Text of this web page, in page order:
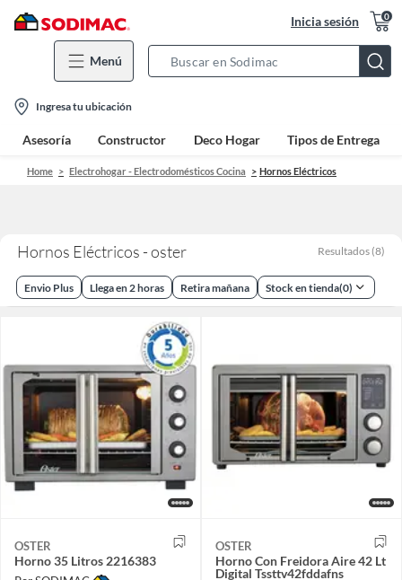
Inicia sesión 0
Menú
Bar
location-
icon
Ingresa tu ubicación
Asesoría Constructor Deco Hogar Tipos de Entrega
Home Electrohogar - Electrodomésticos Cocina Hornos Eléctricos
Hornos Eléctricos - oster Resultados (8)
Envio Plus Llega en 2 horas Retira mañana Stock en tienda(0)
OSTER
Horno 35 Litros 2216383
OSTER
Horno Con Freidora Aire 42 Lt
Digital Tssttv42fddafns